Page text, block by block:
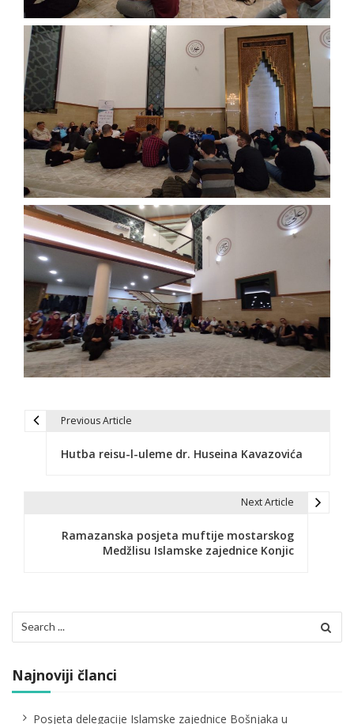
c
i
a
Previous Article
Hutba reisu-l-uleme dr. Huseina Kavazovića
Next Article
Ramazanska posjeta muftije mostarskog
Medžlisu Islamske zajednice Konjic
for:
Najnoviji članci
Posjeta delegacije Islamske zajednice Bošnjaka u